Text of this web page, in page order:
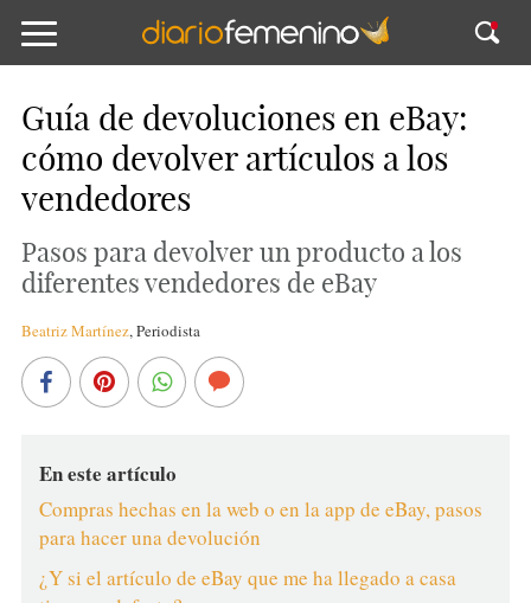
Guía de devoluciones en eBay:
cómo devolver artículos a los
vendedores
Pasos para devolver un producto a los
diferentes vendedores de eBay
Beatriz Martínez,Periodista
En este artículo
Compras hechas en la web o en la app de eBay, pasos
para hacer una devolución
¿Y si el artículo de eBay que me ha llegado a casa